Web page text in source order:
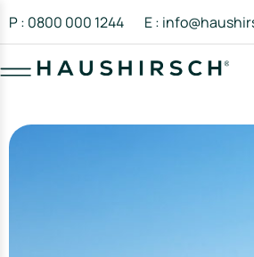
P : 0800 000 1244 E :